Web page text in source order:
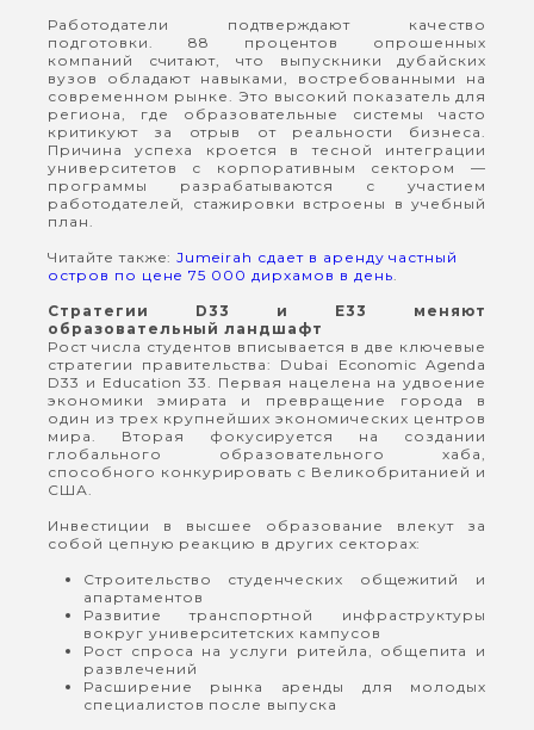
Работодатели подтверждают качество
подготовки. 88 процентов опрошенных
компаний считают, что выпускники дубайских
вузов обладают навыками, востребованными на
современном рынке. Это высокий показатель для
региона, где образовательные системы часто
критикуют за отрыв от реальности бизнеса.
Причина успеха кроется в тесной интеграции
университетов с корпоративным сектором —
программы разрабатываются с участием
работодателей, стажировки встроены в учебный
план.
Читайте также:Jumeirah сдает в аренду частный
остров по цене 75 000 дирхамов в день.
Стратегии D33 и E33 меняют
образовательный ландшафт
Рост числа студентов вписывается в две ключевые
стратегии правительства: Dubai Economic Agenda
D33 и Education 33. Первая нацелена на удвоение
экономики эмирата и превращение города в
один из трех крупнейших экономических центров
мира. Вторая фокусируется на создании
глобального образовательного хаба,
способного конкурировать с Великобританией и
США.
Инвестиции в высшее образование влекут за
собой цепную реакцию в других секторах:
Строительство студенческих общежитий и
апартаментов
Развитие транспортной инфраструктуры
вокруг университетских кампусов
Рост спроса на услуги ритейла, общепита и
развлечений
Расширение рынка аренды для молодых
специалистов после выпуска